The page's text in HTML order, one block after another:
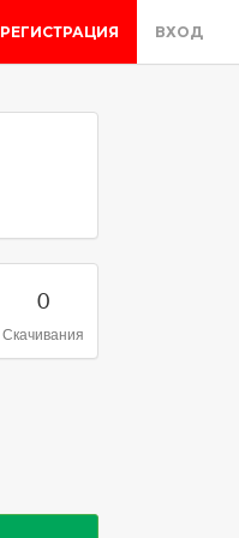
РЕГИСТРАЦИЯ ВХОД
0
Скачивания